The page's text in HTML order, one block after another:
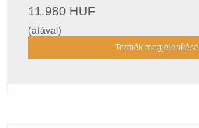
11.980 HUF
(áfával)
Termék megjelenítése